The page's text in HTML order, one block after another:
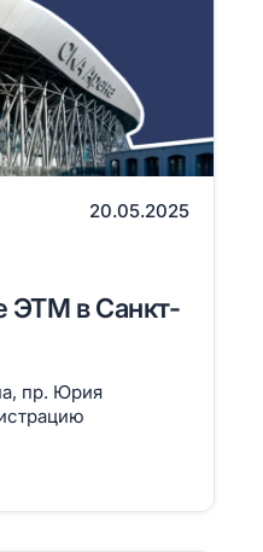
20.05.2025
ЭТМ в Санкт-
пр. Юрия